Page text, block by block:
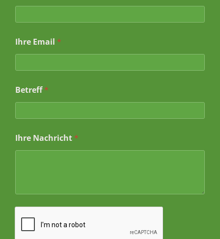
Ihre Email *
I
h
e
h
r
Betreff*
Ihre Nachricht *